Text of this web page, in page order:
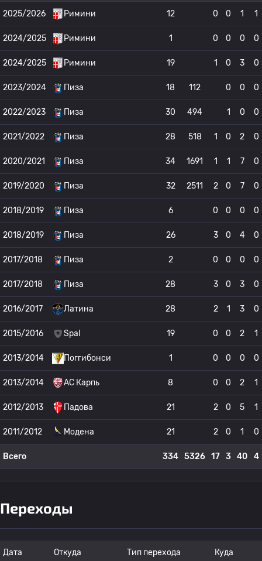
2025/2026 Римини 12 0 0 1 1
2024/2025 Римини 1 0 0 0 0
2024/2025 Римини 19 1 0 3 0
2023/2024 Пиза 18 112 0 0 0
2022/2023 Пиза 30 494 1 0 0
2021/2022 Пиза 28 518 1 0 2 0
2020/2021 Пиза 34 1691 1 1 7 0
2019/2020 Пиза 32 2511 2 0 7 0
2018/2019 Пиза 6 0 0 0 0
2018/2019 Пиза 26 3 0 4 0
2017/2018 Пиза 2 0 0 0 0
2017/2018 Пиза 28 3 0 3 0
2016/2017 Латина 28 2 1 3 0
2015/2016 Spal 19 0 0 2 1
2013/2014 Поггибонси 1 0 0 0 0
2013/2014 АС Карпь 8 0 0 2 1
2012/2013 Падова 21 2 0 5 1
2011/2012 Модена 21 2 0 1 0
Всего 334 5326 17 3 40 4
Переходы
Дата Откуда Тип перехода Куда